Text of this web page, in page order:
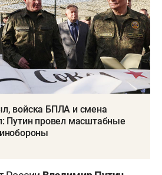
войска БПЛА и смена
Путин провел масштабные